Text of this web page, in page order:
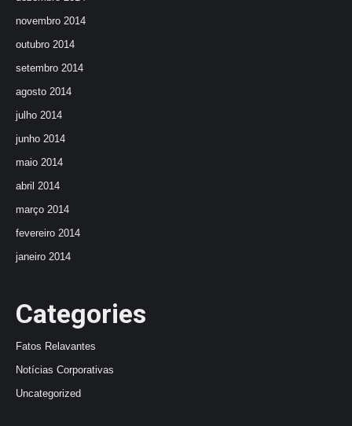
novembro 2014
outubro 2014
setembro 2014
agosto 2014
julho 2014
junho 2014
maio 2014
abril 2014
março 2014
fevereiro 2014
janeiro 2014
Categories
Fatos Relavantes
Notícias Corporativas
Uncategorized